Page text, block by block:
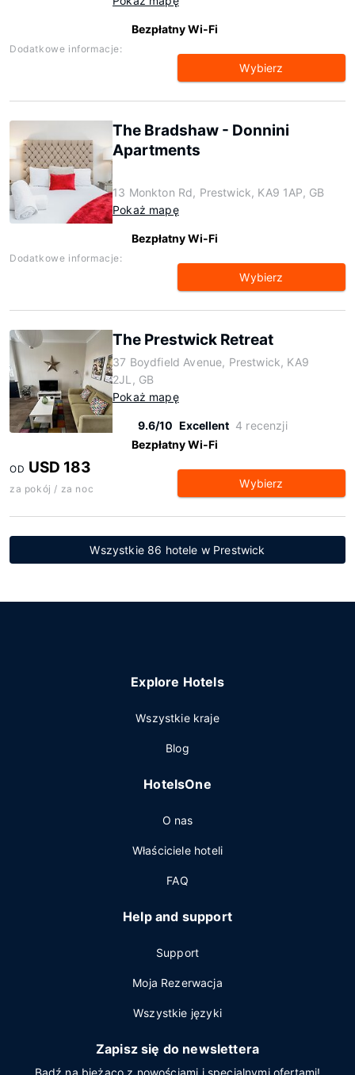
Bezpłatny Wi-Fi
Dodatkowe informacje:
Wybierz
The Bradshaw - Donnini
Apartments
13 Monkton Rd, Prestwick, KA9 1AP, GB
Pokaż mapę
Bezpłatny Wi-Fi
Dodatkowe informacje:
Wybierz
The Prestwick Retreat
37 Boydfield Avenue, Prestwick, KA9
2JL, GB
Pokaż mapę
9.6/10 Excellent 4 recenzji
Bezpłatny Wi-Fi
OD USD 183
za pokój / za noc Wybierz
Wszystkie 86 hotele w Prestwick
Explore Hotels
Wszystkie kraje
Blog
HotelsOne
O nas
Właściciele hoteli
FAQ
Help and support
Support
Moja Rezerwacja
Wszystkie języki
Zapisz się do newslettera
Bądź na bieżąco z nowościami i specjalnymi ofertami!